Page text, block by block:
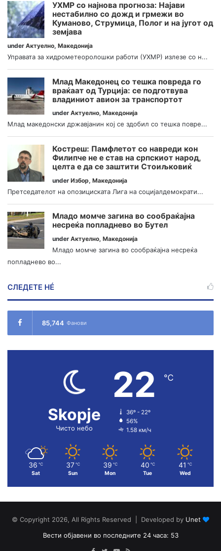
УХМР со најнова прогноза: Најави
нестабилно со дожд и грмежи во
Куманово, Струмица, Полог и на југот од
земјава
under Актуелно, Македонија
Управата за хидрометеоролошки работи (УХМР) излезе со н...
Млад Македонец со тешка повреда го
враќаат од Турција: се подготвува
владиниот авион за транспортот
under Актуелно, Македонија
Млад македонски државјанин кој се здобил со тешка повре...
Костреш: Памфлетот со навреди кон
Филипче не е став на српскиот народ,
целта е да се заштити Стоиљковиќ
under Избор, Македонија
Претседателот на опозициската Лига на социјалдемократи...
Младо момче загина во сообраќајна
несреќа попладнево во Бутел
under Актуелно, Македонија
Младо момче загина во сообраќајна несреќа
попладнево во...
СЛЕДЕТЕ НÉ
85,744 Фанови
Skopje
Чисто небо
22 ℃
36º - 22º
56%
1.58 км/ч
36 ℃
Sat
37 ℃
Sun
39 ℃
Mon
40 ℃
Tue
41 ℃
Wed
© Copyright 2026, All Rights Reserved | Developed by Unet
Вести објавени во последните 24 часа: 53